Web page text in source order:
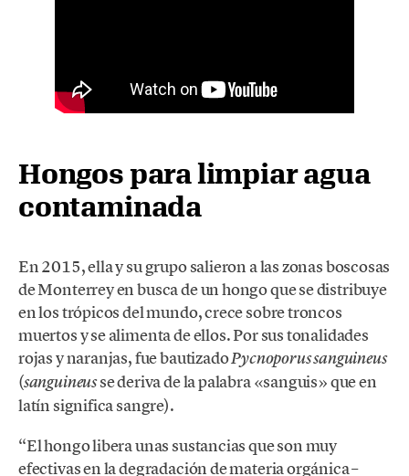
Hongos para limpiar agua
contaminada
En 2015, ella y su grupo salieron a las zonas boscosas
de Monterrey en busca de un hongo que se distribuye
en los trópicos del mundo, crece sobre troncos
muertos y se alimenta de ellos. Por sus tonalidades
rojas y naranjas, fue bautizadoPycnoporus sanguineus
(sanguineusse deriva de la palabra «sanguis» que en
latín significa sangre).
“El hongo libera unas sustancias que son muy
efectivas en la degradación de materia orgánica –